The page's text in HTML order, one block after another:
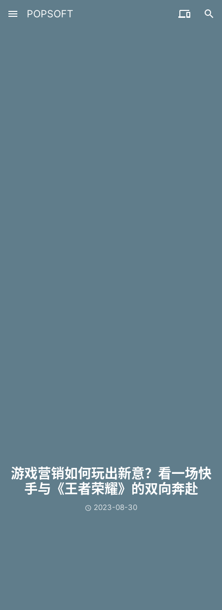
menu POPSOFT  
游戏营销如何玩出新意？看一场快
手与《王者荣耀》的双向奔赴
 2023-08-30